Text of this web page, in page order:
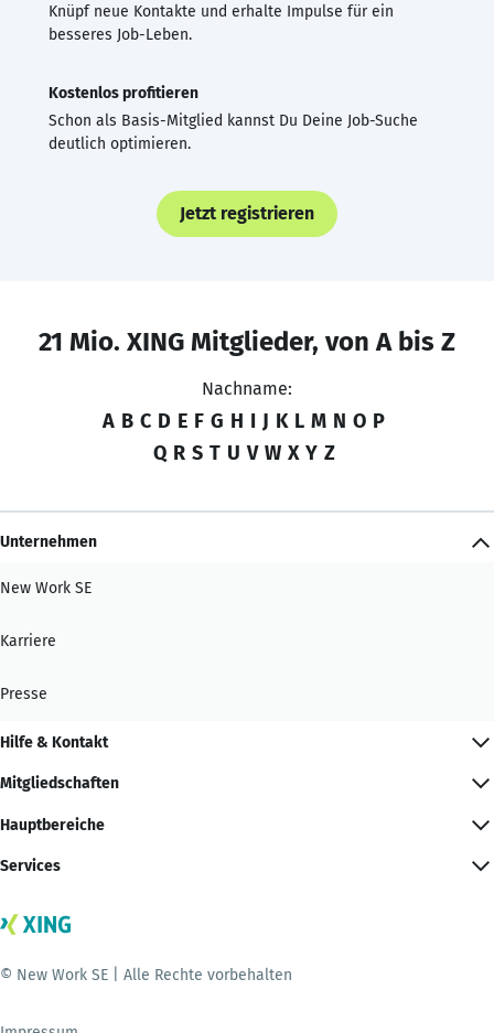
Knüpf neue Kontakte und erhalte Impulse für ein
besseres Job-Leben.
Kostenlos profitieren
Schon als Basis-Mitglied kannst Du Deine Job-Suche
deutlich optimieren.
Jetzt registrieren
21 Mio. XING Mitglieder, von A bis Z
Nachname:
A B C D E F G H I J K L M N O P
Q R S T U V W X Y Z
Unternehmen
New Work SE
Karriere
Presse
Hilfe & Kontakt
Mitgliedschaften
Hauptbereiche
Services
© New Work SE | Alle Rechte vorbehalten